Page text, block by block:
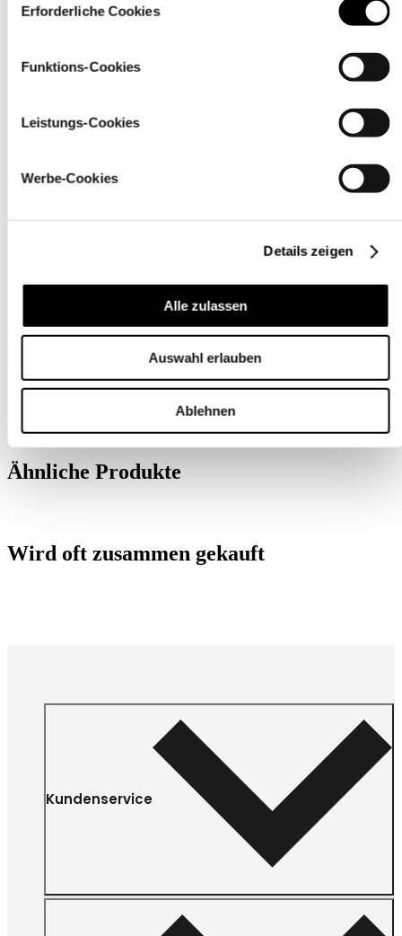
über den Link „Cookie-Einstellungen
Erforderliche Cookies
Funktions-Cookies
Leistungs-Cookies
Werbe-Cookies
Details zeigen
Alle zulassen
Auswahl erlauben
Ablehnen
Pflegehinweise
Ähnliche Produkte
Wird oft zusammen gekauft
Kundenservice